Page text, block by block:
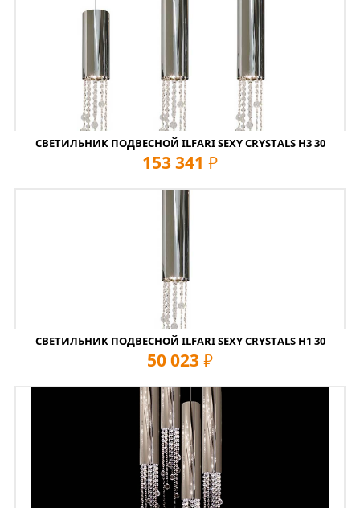
СВЕТИЛЬНИК ПОДВЕСНОЙ ILFARI SEXY CRYSTALS H3 30
153 341 руб
СВЕТИЛЬНИК ПОДВЕСНОЙ ILFARI SEXY CRYSTALS H1 30
50 023 руб